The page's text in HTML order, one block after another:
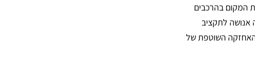
המקום בהרכבים
אנושה לתקציב
והאחזקה השוטפת של